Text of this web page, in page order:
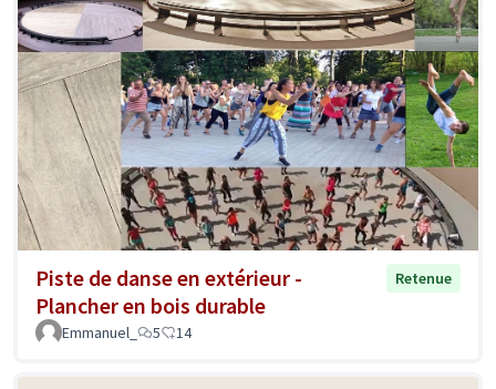
Piste de danse en extérieur -
Plancher en bois durable
Retenue
Emmanuel_ 5 14